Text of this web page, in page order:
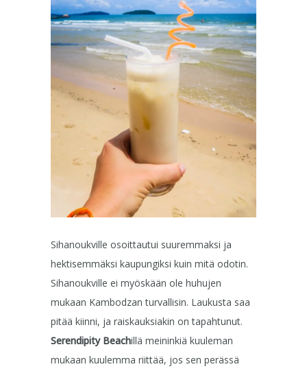
Sihanoukville osoittautui suuremmaksi ja
hektisemmäksi kaupungiksi kuin mitä odotin.
Sihanoukville ei myöskään ole huhujen
mukaan Kambodzan turvallisin. Laukusta saa
pitää kiinni, ja raiskauksiakin on tapahtunut.
Serendipity Beachillä meininkiä kuuleman
mukaan kuulemma riittää, jos sen perässä